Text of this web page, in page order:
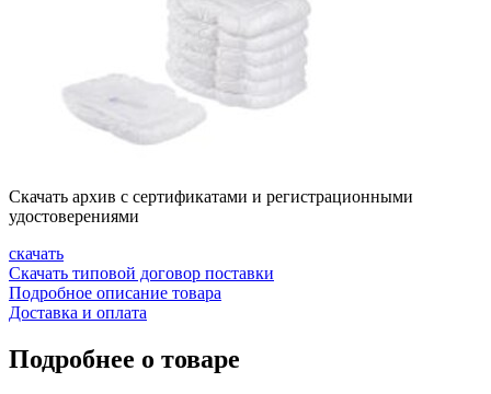
Скачать архив с сертификатами и регистрационными
удостоверениями
скачать
Скачать типовой договор поставки
Подробное описание товара
Доставка и оплата
Подробнее о товаре